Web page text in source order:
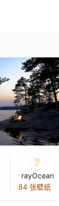
rayOcean
84 张壁纸